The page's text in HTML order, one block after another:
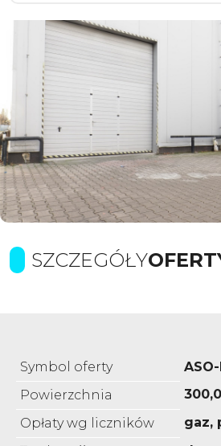
SZCZEGÓŁY
Symbol oferty
Powierzchnia
Opłaty wg liczników
gaz,